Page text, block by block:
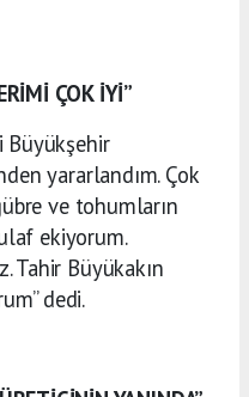
ÇOK İYİ”
Büyükşehir
yararlandım. Çok
ve tohumların
ekiyorum.
Tahir Büyükakın
dedi.